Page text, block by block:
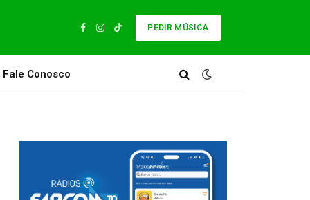
Facebook
Instagram
TikTok
PEDIR MÚSICA
Fale Conosco